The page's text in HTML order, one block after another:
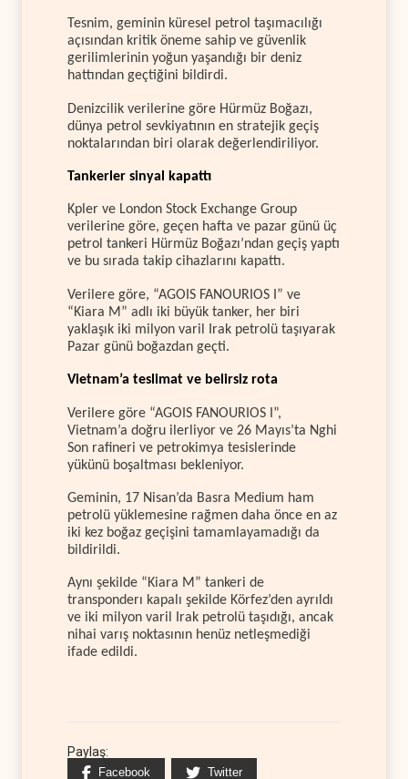
Tesnim, geminin küresel petrol taşımacılığı
açısından kritik öneme sahip ve güvenlik
gerilimlerinin yoğun yaşandığı bir deniz
hattından geçtiğini bildirdi.
Denizcilik verilerine göre Hürmüz Boğazı,
dünya petrol sevkiyatının en stratejik geçiş
noktalarından biri olarak değerlendiriliyor.
Tankerler sinyal kapattı
Kpler ve London Stock Exchange Group
verilerine göre, geçen hafta ve pazar günü üç
petrol tankeri Hürmüz Boğazı’ndan geçiş yaptı
ve bu sırada takip cihazlarını kapattı.
Verilere göre, “AGOIS FANOURIOS I” ve
“Kiara M” adlı iki büyük tanker, her biri
yaklaşık iki milyon varil Irak petrolü taşıyarak
Pazar günü boğazdan geçti.
Vietnam’a teslimat ve belirsiz rota
Verilere göre “AGOIS FANOURIOS I”,
Vietnam’a doğru ilerliyor ve 26 Mayıs’ta Nghi
Son rafineri ve petrokimya tesislerinde
yükünü boşaltması bekleniyor.
Geminin, 17 Nisan’da Basra Medium ham
petrolü yüklemesine rağmen daha önce en az
iki kez boğaz geçişini tamamlayamadığı da
bildirildi.
Aynı şekilde “Kiara M” tankeri de
transponderı kapalı şekilde Körfez’den ayrıldı
ve iki milyon varil Irak petrolü taşıdığı, ancak
nihai varış noktasının henüz netleşmediği
ifade edildi.
Paylaş:
Facebook Twitter